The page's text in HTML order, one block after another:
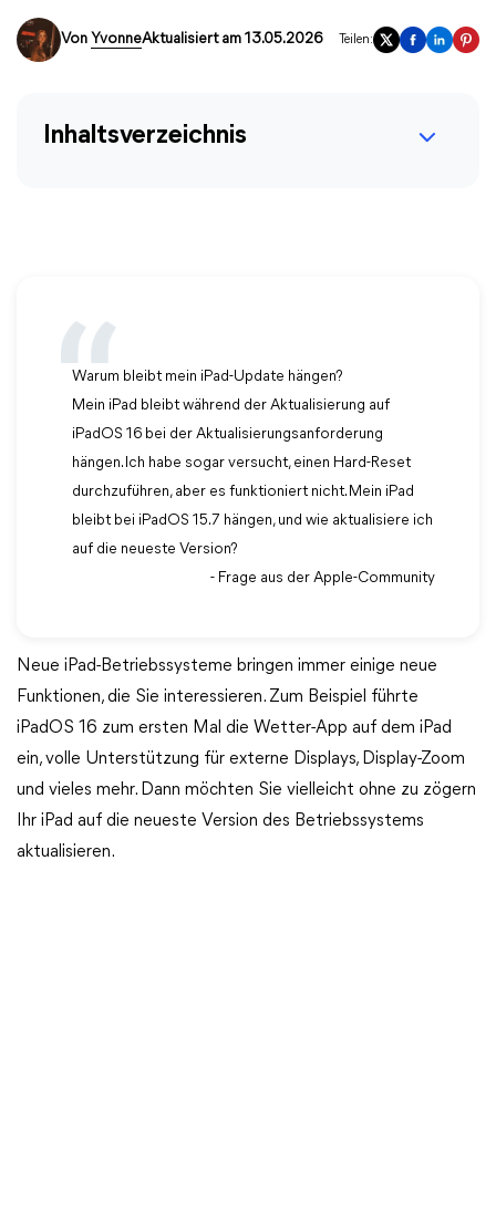
Von YvonneAktualisiert am 13.05.2026 Teilen:
Inhaltsverzeichnis
Warum bleibt mein iPad-Update hängen?
Mein iPad bleibt während der Aktualisierung auf
iPadOS 16 bei der Aktualisierungsanforderung
hängen. Ich habe sogar versucht, einen Hard-Reset
durchzuführen, aber es funktioniert nicht. Mein iPad
bleibt bei iPadOS 15.7 hängen, und wie aktualisiere ich
auf die neueste Version?
- Frage aus der Apple-Community
Neue iPad-Betriebssysteme bringen immer einige neue
Funktionen, die Sie interessieren. Zum Beispiel führte
iPadOS 16 zum ersten Mal die Wetter-App auf dem iPad
ein, volle Unterstützung für externe Displays, Display-Zoom
und vieles mehr. Dann möchten Sie vielleicht ohne zu zögern
Ihr iPad auf die neueste Version des Betriebssystems
aktualisieren.